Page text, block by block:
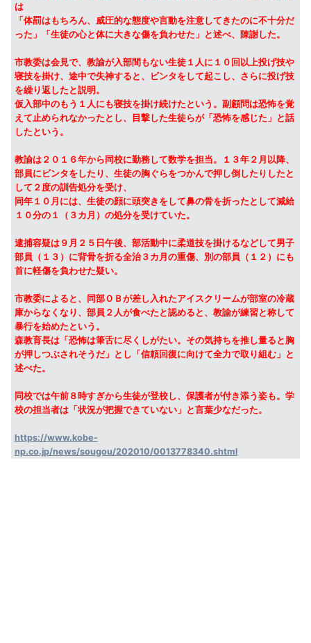
は
「体罰はもちろん、威圧的な態度や言動を注意してきたのに不十分だ
った」「生徒の心と体に大きな傷を負わせた」と述べ、陳謝した。
市教委は会見で、教諭が入部間もない生徒１人に１０回以上投げ技や
寝技を掛け、途中で失神すると、ビンタをして起こし、さらに投げ技
を繰り返したと説明。
仮入部中のもう１人にも寝技を掛け続けたという。副顧問は恐怖を覚
えて止められなかったとし、目撃した生徒らが「恐怖を感じた」と話
したという。
教諭は２０１６年から同校に勤務して数学を担当。１３年２月以降、
部員にビンタをしたり、生徒の胸ぐらをつかんで押し倒したりしたと
して２度の訓告処分を受け、
同年１０月には、生徒の顔に頭突きをして鼻の骨を折ったとして減給
１０分の１（３カ月）の処分を受けていた。
逮捕容疑は９月２５日午後、部活動中に柔道技を掛けるなどして男子
部員（１３）に背骨を折る全治３カ月の重傷、別の部員（１２）にも
首に軽傷を負わせた疑い。
市教委によると、同部ＯＢが差し入れたアイスクリームが部室の冷蔵
庫からなくなり、部員２人が食べたと認めると、教諭が練習と称して
暴行を始めたという。
森教育長は「恐怖は筆舌に尽くしがたい。その気持ちを推し量ると胸
が押しつぶされそうだ」とし「信頼回復に向けて全力で取り組む」と
述べた。
同校では午前８時すぎから生徒が登校し、保護者が付き添う姿も。学
校の担当者は「状況が把握できていない」と言葉少なだった。
https://www.kobe-
np.co.jp/news/sougou/202010/0013778340.shtml